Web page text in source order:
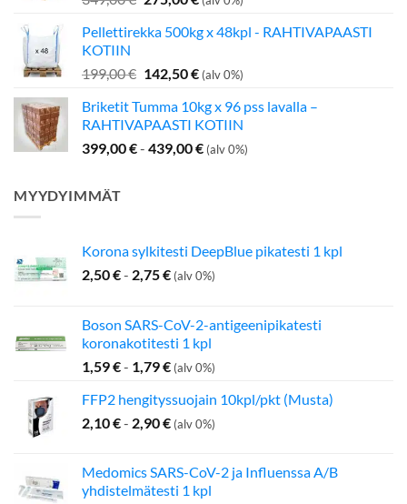
oli:
on:
Pellettirekka 500kg x 48kpl - RAHTIVAPAASTI
KOTIIN
199,00€ Alkuperäinen
oli:
199,00 €.
142,50€Nykyinen
on:
142,50 €.
(alv 0%)
Briketit Tumma 10kg x 96 pss lavalla –
RAHTIVAPAASTI KOTIIN
399,00€- 439,00€ (alv 0%)
MYYDYIMMÄT
Korona sylkitesti DeepBlue pikatesti 1 kpl
2,50€- 2,75€ (alv 0%)
Boson SARS-CoV-2-antigeenipikatesti
koronakotitesti 1 kpl
1,59€- 1,79€ (alv 0%)
FFP2 hengityssuojain 10kpl/pkt (Musta)
2,10€- 2,90€ (alv 0%)
Medomics SARS-CoV-2 ja Influenssa A/B
yhdistelmätesti 1 kpl